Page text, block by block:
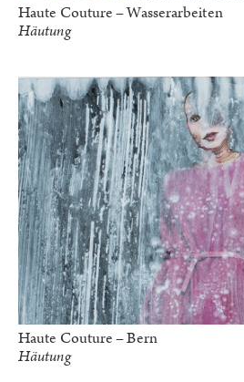
Haute Couture – Wasserarbeiten
Häutung
Haute Couture – Bern
Häutung